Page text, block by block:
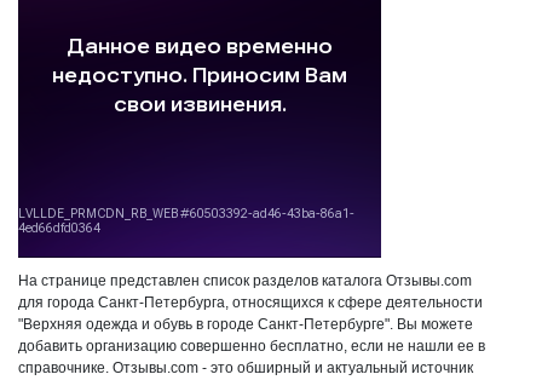
На странице представлен список разделов каталога Отзывы.com
для города Санкт-Петербурга, относящихся к сфере деятельности
"Верхняя одежда и обувь в городе Санкт-Петербурге". Вы можете
добавить организацию совершенно бесплатно, если не нашли ее в
справочнике. Отзывы.com - это обширный и актуальный источник